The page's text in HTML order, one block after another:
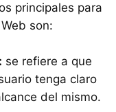
principales para
son:
se refiere a que
tenga claro
del mismo.